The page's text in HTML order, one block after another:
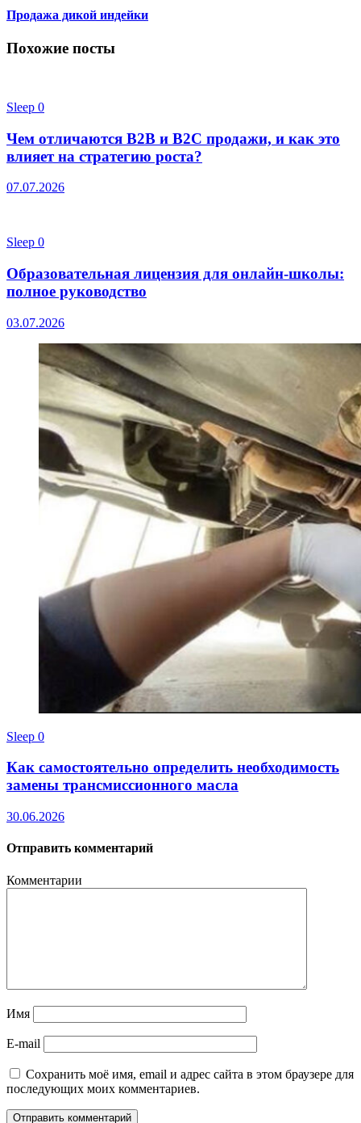
Продажа дикой индейки
Похожие посты
Sleep 0
Чем отличаются B2B и B2C продажи, и как это
влияет на стратегию роста?
07.07.2026
Sleep 0
Образовательная лицензия для онлайн-школы:
полное руководство
03.07.2026
Sleep 0
Как самостоятельно определить необходимость
замены трансмиссионного масла
30.06.2026
Отправить комментарий
Комментарии
Имя
E-mail
Сохранить моё имя, email и адрес сайта в этом браузере для
последующих моих комментариев.